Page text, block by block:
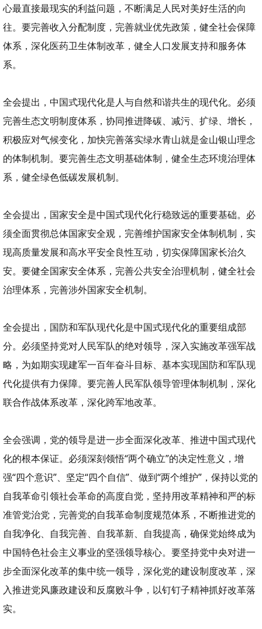
心最直接最现实的利益问题，不断满足人民对美好生活的向
往。要完善收入分配制度，完善就业优先政策，健全社会保障
体系，深化医药卫生体制改革，健全人口发展支持和服务体
系。
全会提出，中国式现代化是人与自然和谐共生的现代化。必须
完善生态文明制度体系，协同推进降碳、减污、扩绿、增长，
积极应对气候变化，加快完善落实绿水青山就是金山银山理念
的体制机制。要完善生态文明基础体制，健全生态环境治理体
系，健全绿色低碳发展机制。
全会提出，国家安全是中国式现代化行稳致远的重要基础。必
须全面贯彻总体国家安全观，完善维护国家安全体制机制，实
现高质量发展和高水平安全良性互动，切实保障国家长治久
安。要健全国家安全体系，完善公共安全治理机制，健全社会
治理体系，完善涉外国家安全机制。
全会提出，国防和军队现代化是中国式现代化的重要组成部
分。必须坚持党对人民军队的绝对领导，深入实施改革强军战
略，为如期实现建军一百年奋斗目标、基本实现国防和军队现
代化提供有力保障。要完善人民军队领导管理体制机制，深化
联合作战体系改革，深化跨军地改革。
全会强调，党的领导是进一步全面深化改革、推进中国式现代
化的根本保证。必须深刻领悟“两个确立”的决定性意义，增
强“四个意识”、坚定“四个自信”、做到“两个维护”，保持以党的
自我革命引领社会革命的高度自觉，坚持用改革精神和严的标
准管党治党，完善党的自我革命制度规范体系，不断推进党的
自我净化、自我完善、自我革新、自我提高，确保党始终成为
中国特色社会主义事业的坚强领导核心。要坚持党中央对进一
步全面深化改革的集中统一领导，深化党的建设制度改革，深
入推进党风廉政建设和反腐败斗争，以钉钉子精神抓好改革落
实。